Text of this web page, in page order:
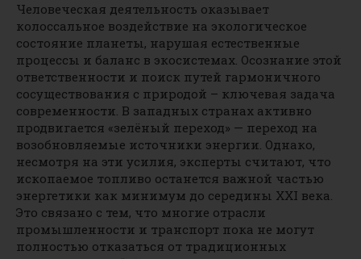
Человеческая деятельность оказывает
колоссальное воздействие на экологическое
состояние планеты, нарушая естественные
процессы и баланс в экосистемах. Осознание этой
ответственности и поиск путей гармоничного
сосуществования с природой – ключевая задача
современности. В западных странах активно
продвигается «зелёный переход» — переход на
возобновляемые источники энергии. Однако,
несмотря на эти усилия, эксперты считают, что
ископаемое топливо останется важной частью
энергетики как минимум до середины XXI века.
Это связано с тем, что многие отрасли
промышленности и транспорт пока не могут
полностью отказаться от традиционных